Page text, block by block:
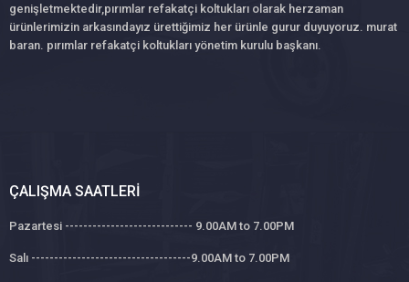
genişletmektedir,pırımlar refakatçi koltukları olarak herzaman
ürünlerimizin arkasındayız ürettiğimiz her ürünle gurur duyuyoruz. murat
baran. pırımlar refakatçi koltukları yönetim kurulu başkanı.
ÇALIŞMA SAATLERI
Pazartesi ---------------------------- 9.00AM to 7.00PM
Salı -----------------------------------9.00AM to 7.00PM